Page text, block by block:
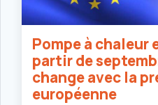
Pompe à chaleur
partir de
change avec la
européenne